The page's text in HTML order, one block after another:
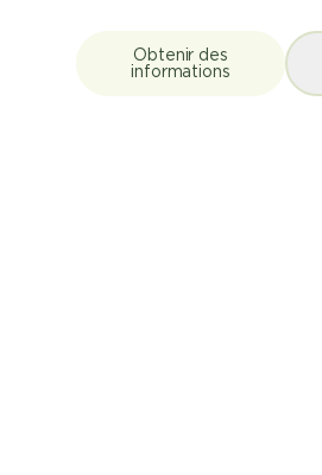
Obtenir des
informations